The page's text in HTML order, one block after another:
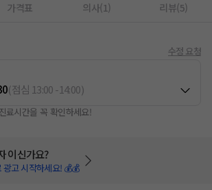
가격표 의사(1) 리뷰(5)
수정 요청
(점심 13:00-14:00)
료시간을 꼭 확인하세요!
이신가요?
광고 시작하세요! 💰💰